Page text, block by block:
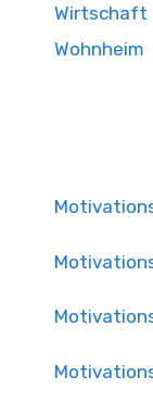
Wirtschaft
Wohnheim